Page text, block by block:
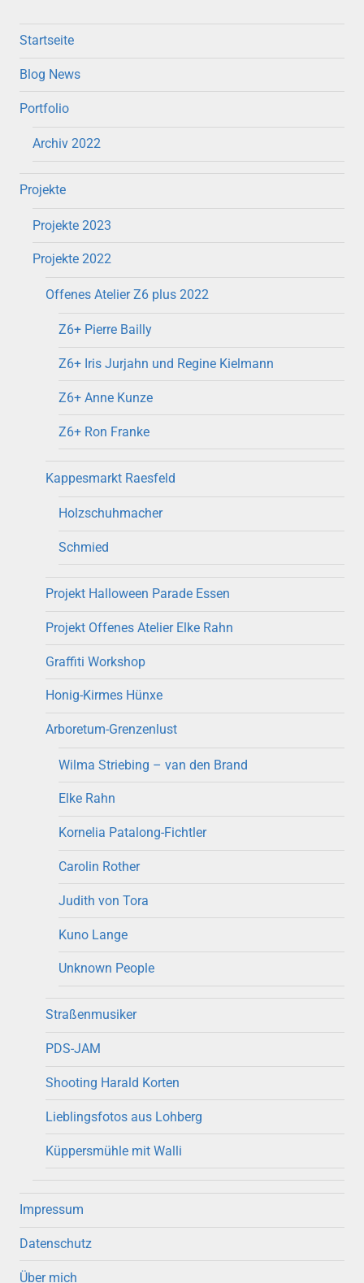
Startseite
Blog News
Portfolio
Archiv 2022
Projekte
Projekte 2023
Projekte 2022
Offenes Atelier Z6 plus 2022
Z6+ Pierre Bailly
Z6+ Iris Jurjahn und Regine Kielmann
Z6+ Anne Kunze
Z6+ Ron Franke
Kappesmarkt Raesfeld
Holzschuhmacher
Schmied
Projekt Halloween Parade Essen
Projekt Offenes Atelier Elke Rahn
Graffiti Workshop
Honig-Kirmes Hünxe
Arboretum-Grenzenlust
Wilma Striebing – van den Brand
Elke Rahn
Kornelia Patalong-Fichtler
Carolin Rother
Judith von Tora
Kuno Lange
Unknown People
Straßenmusiker
PDS-JAM
Shooting Harald Korten
Lieblingsfotos aus Lohberg
Küppersmühle mit Walli
Impressum
Datenschutz
Über mich